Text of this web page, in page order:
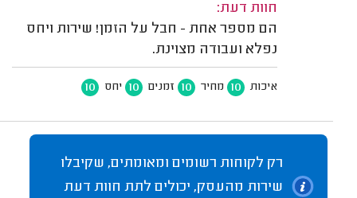
חוות דעת:
הם מספר אחת - חבל על הזמן! שירות ויחס
נפלא ועבודה מצוינת.
איכות 10 מחיר 10 זמנים 10 יחס 10
רק לקוחות רשומים ומאומתים, שקיבלו
שירות מהעסק, יכולים לתת חוות דעת